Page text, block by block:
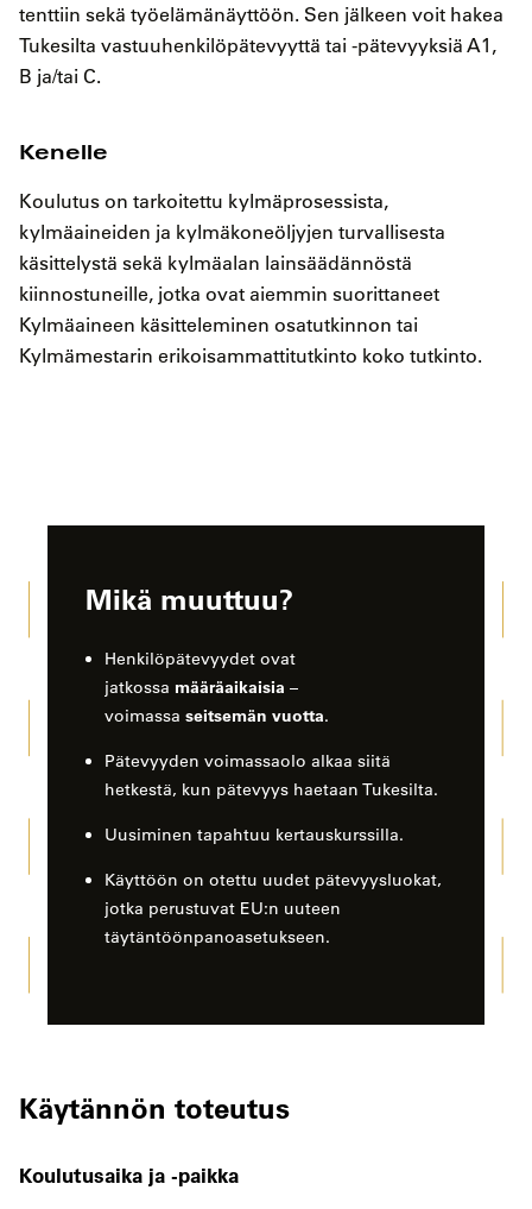
tenttiin sekä työelämänäyttöön. Sen jälkeen voit hakea
Tukesilta vastuuhenkilöpätevyyttä tai -pätevyyksiä A1,
B ja/tai C.
Kenelle
Koulutus on tarkoitettu kylmäprosessista,
kylmäaineiden ja kylmäkoneöljyjen turvallisesta
käsittelystä sekä kylmäalan lainsäädännöstä
kiinnostuneille, jotka ovat aiemmin suorittaneet
Kylmäaineen käsitteleminen osatutkinnon tai
Kylmämestarin erikoisammattitutkinto koko tutkinto.
Mikä muuttuu?
Henkilöpätevyydet ovat
jatkossa määräaikaisia –
voimassa seitsemän vuotta.
Pätevyyden voimassaolo alkaa siitä
hetkestä, kun pätevyys haetaan Tukesilta.
Uusiminen tapahtuu kertauskurssilla.
Käyttöön on otettu uudet pätevyysluokat,
jotka perustuvat EU:n uuteen
täytäntöönpanoasetukseen.
Käytännön toteutus
Koulutusaika ja -paikka